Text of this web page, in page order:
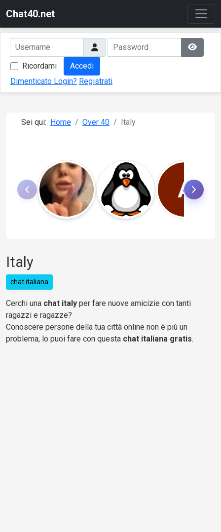
Chat40.net
Ricordami
Accedi
Dimenticato Login? Registrati
Sei qui: Home Over 40 Italy
A
Italy
chat italiana
Cerchi una chat italy per fare nuove amicizie con tanti
ragazzi e ragazze?
Conoscere persone della tua città online non è più un
problema, lo puoi fare con questa chat italiana gratis.